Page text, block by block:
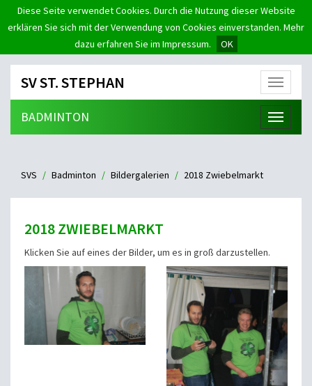
Diese Seite verwendet Cookies. Durch die Nutzung dieser Website
erklären Sie sich mit der Verwendung von Cookies einverstanden. Mehr
dazu erfahren Sie im Impressum.
OK
Menü
SV ST. STEPHAN
Menü
BADMINTON
SVS Badminton Bildergalerien 2018 Zwiebelmarkt
2018 ZWIEBELMARKT
Klicken Sie auf eines der Bilder, um es in groß darzustellen.